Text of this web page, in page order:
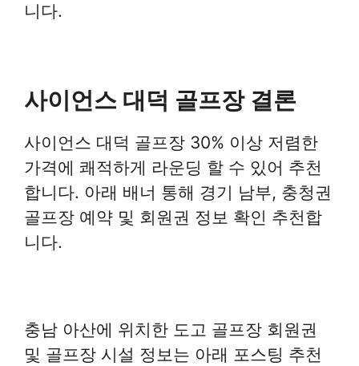
니다.
사이언스 대덕 골프장 결론
사이언스 대덕 골프장 30% 이상 저렴한
가격에 쾌적하게 라운딩 할 수 있어 추천
합니다. 아래 배너 통해 경기 남부, 충청권
골프장 예약 및 회원권 정보 확인 추천합
니다.
충남 아산에 위치한 도고 골프장 회원권
및 골프장 시설 정보는 아래 포스팅 추천